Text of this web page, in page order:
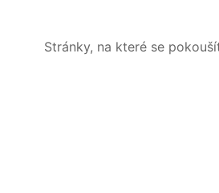
Stránky, na které se